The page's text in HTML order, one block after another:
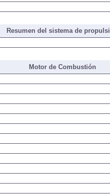
Resumen del sistema de
Motor de Combustión